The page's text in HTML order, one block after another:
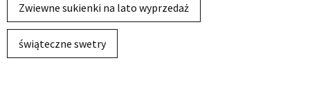
Zwiewne sukienki na lato wyprzedaż
świąteczne swetry